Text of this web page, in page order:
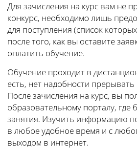
Для зачисления на курс вам не
конкурс, необходимо лишь
для поступления (список
после того, как вы оставите
оплатить обучение.
Обучение проходит в
есть, нет надобности
После зачисления на курс, вы
образовательному порталу, где
занятия. Изучить информацию
в любое удобное время и с
выходом в интернет.